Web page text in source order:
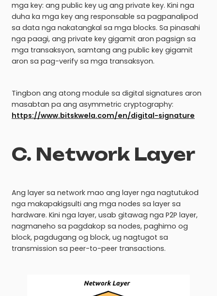
mga key: ang public key ug ang private key. Kini nga
duha ka mga key ang responsable sa pagpanalipod
sa data nga nakatangkal sa mga blocks. Sa pinasahi
nga paagi, ang private key gigamit aron pagsign sa
mga transaksyon, samtang ang public key gigamit
aron sa pag-verify sa mga transaksyon.
Tingbon ang atong module sa digital signatures aron
masabtan pa ang asymmetric cryptography:
https://www.bitskwela.com/en/digital-signature
C. Network Layer
Ang layer sa network mao ang layer nga nagtutukod
nga makapakigsulti ang mga nodes sa layer sa
hardware. Kini nga layer, usab gitawag nga P2P layer,
nagmaneho sa pagdakop sa nodes, paghimo og
block, pagdugang og block, ug nagtugot sa
transmission sa peer-to-peer transactions.